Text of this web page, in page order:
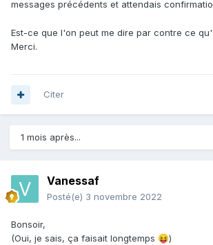
messages précédents et attendais
Est-ce que l'on peut me dire par contre ce
Merci.
Citer
1 mois après...
Vanessaf
Posté(e) 3 novembre 2022
Bonsoir,
(Oui, je sais, ça faisait longtemps 😝)